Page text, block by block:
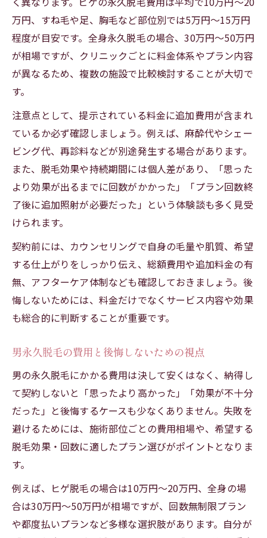
医療脱毛とサロン脱毛の料金差を解説
メンズ脱毛で比較する医療とサロンの料金
差
永久脱毛メンズ費用の方式別メリット・デ
メリット
メンズ脱毛で選ぶべき料金体系のポイント
男の永久脱毛で迷う医療・サロンの費用比
較
万円、すね毛や足、胸毛など部位別では5万円〜15万円
程度が目安です。全身永久脱毛の場合、30万円〜50万円
が相場ですが、クリニックごとに料金体系やプラン内容
が異なるため、複数の施設で比較検討することが大切で
す。
注意点として、提示されている料金に追加費用が含まれ
ているか必ず確認しましょう。例えば、麻酔代やシェー
ビング代、再診料などが別途発生する場合があります。
また、脱毛効果や持続期間には個人差があり、「思った
より効果が出るまでに回数がかかった」「プラン回数終
了後に追加照射が必要だった」という体験談も多く見受
けられます。
契約前には、カウンセリングで自身の毛量や肌質、希望
する仕上がりをしっかり伝え、総額費用や追加料金の有
無、アフターケア体制なども確認しておきましょう。後
悔しないためには、料金だけでなくサービス内容や効果
も総合的に判断することが重要です。
男永久脱毛の費用と後悔しないための視点
男の永久脱毛にかかる費用は決して安くはなく、納得し
て契約しないと「思ったより高かった」「効果が不十分
だった」と後悔するケースも少なくありません。失敗を
避けるためには、施術部位ごとの費用相場や、希望する
脱毛効果・回数に適したプラン選びがポイントとなりま
す。
例えば、ヒゲ脱毛の場合は10万円〜20万円、全身の場
合は30万円〜50万円が相場ですが、回数無制限プラン
や都度払いプランなど多様な選択肢があります。自分が